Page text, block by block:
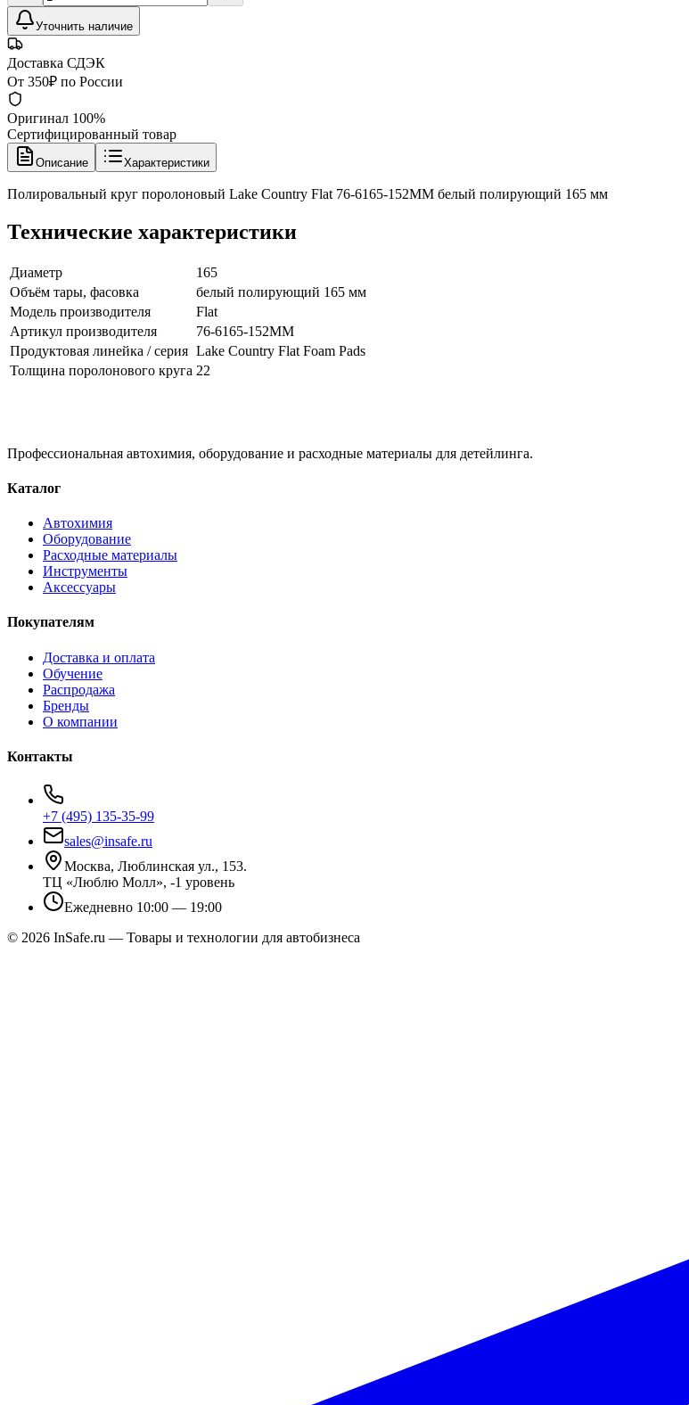
Уточнить наличие
Доставка СДЭК
От 350₽ по России
Оригинал 100%
Сертифицированный товар
Описание Характеристики
Полировальный круг поролоновый Lake Country Flat 76-6165-152MM белый полирующий 165 мм
Технические характеристики
Диаметр
165
Объём тары, фасовка
белый полирующий 165 мм
Модель производителя
Flat
Артикул производителя
76-6165-152MM
Продуктовая линейка / серия Lake Country Flat Foam Pads
Толщина поролонового круга 22
Профессиональная автохимия, оборудование и расходные материалы для детейлинга.
Каталог
Автохимия
Оборудование
Расходные материалы
Инструменты
Аксессуары
Покупателям
Доставка и оплата
Обучение
Распродажа
Бренды
О компании
Контакты
+7 (495) 135-35-99
sales@insafe.ru
Москва, Люблинская ул., 153.
ТЦ «Люблю Молл», -1 уровень
Ежедневно 10:00 — 19:00
© 2026 InSafe.ru — Товары и технологии для автобизнеса